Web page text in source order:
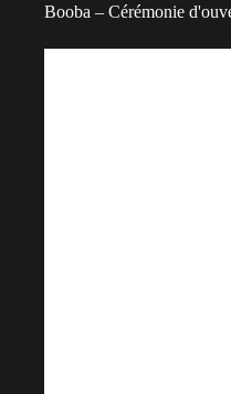
Booba – Cérémonie